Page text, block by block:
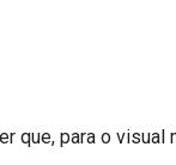
que, para o